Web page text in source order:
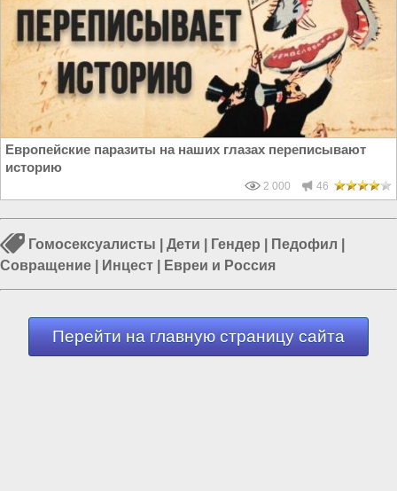
Европейские паразиты на наших глазах переписывают
историю
2 000 46
Гомосексуалисты Дети Гендер Педофил
Совращение
Инцест Евреи и Россия
Перейти на главную страницу сайта